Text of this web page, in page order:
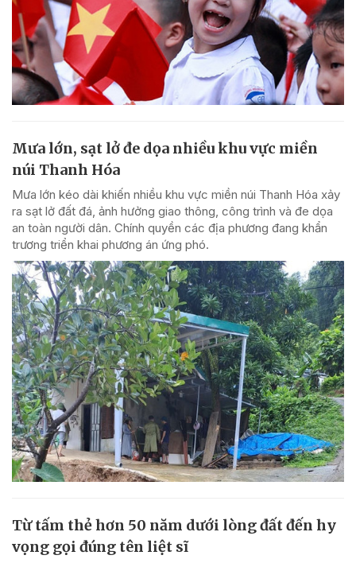
Mưa lớn, sạt lở đe dọa nhiều khu vực miền
núi Thanh Hóa
Mưa lớn kéo dài khiến nhiều khu vực miền núi Thanh Hóa xảy
ra sạt lở đất đá, ảnh hưởng giao thông, công trình và đe dọa
an toàn người dân. Chính quyền các địa phương đang khẩn
trương triển khai phương án ứng phó.
Từ tấm thẻ hơn 50 năm dưới lòng đất đến hy
vọng gọi đúng tên liệt sĩ